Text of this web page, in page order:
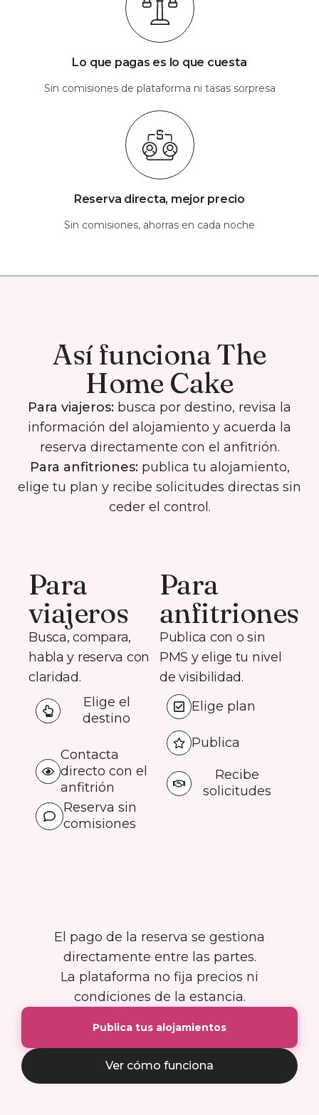
Lo que pagas es lo que cuesta
Sin comisiones de plataforma ni tasas sorpresa
Reserva directa, mejor precio
Sin comisiones, ahorras en cada noche
Así funciona The
Home Cake
Para viajeros: busca por destino, revisa la
información del alojamiento y acuerda la
reserva directamente con el anfitrión.
Para anfitriones:publica tu alojamiento,
elige tu plan y recibe solicitudes directas sin
ceder el control.
Para
viajeros
Busca, compara,
habla y reserva con
claridad.
Elige el
destino
Contacta
directo con el
anfitrión
Reserva sin
comisiones
Para
anfitriones
Publica con o sin
PMS y elige tu nivel
de visibilidad.
Elige plan
Publica
Recibe
solicitudes
El pago de la reserva se gestiona
directamente entre las partes.
La plataforma no fija precios ni
condiciones de la estancia.
Publica tus alojamientos
Ver cómo funciona